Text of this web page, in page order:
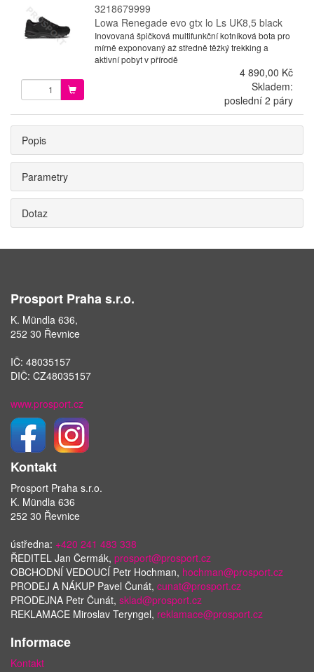
3218679999
Lowa Renegade evo gtx lo Ls UK8,5 black
Inovovaná špičková multifunkční kotníková bota pro
mírně exponovaný až středně těžký trekking a
aktivní pobyt v přírodě
4 890,00 Kč
Skladem:
poslední 2 páry
Popis
Parametry
Dotaz
Prosport Praha s.r.o.
K. Mündla 636,
252 30 Řevnice
IČ: 48035157
DIČ: CZ48035157
www.prosport.cz
Kontakt
Prosport Praha s.r.o.
K. Mündla 636
252 30 Řevnice
ústředna: +420 241 483 338
ŘEDITEL Jan Čermák, prosport@prosport.cz
OBCHODNÍ VEDOUCÍ Petr Hochman, hochman@prosport.cz
PRODEJ A NÁKUP Pavel Čunát, cunat@prosport.cz
PRODEJNA Petr Čunát, sklad@prosport.cz
REKLAMACE Miroslav Teryngel, reklamace@prosport.cz
Informace
Kontakt